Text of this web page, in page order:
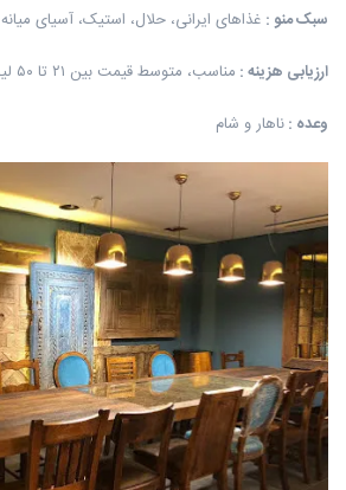
سبک منو: غذاهای ایرانی، حلال، استیک، آسیای میانه
ارزیابی هزینه: مناسب، متوسط قیمت بین ۲۱ تا ۵۰ لیر
وعده :ناهار و شام